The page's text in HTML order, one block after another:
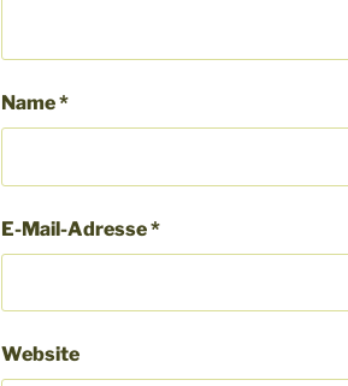
Name*
E-Mail-Adresse*
Website